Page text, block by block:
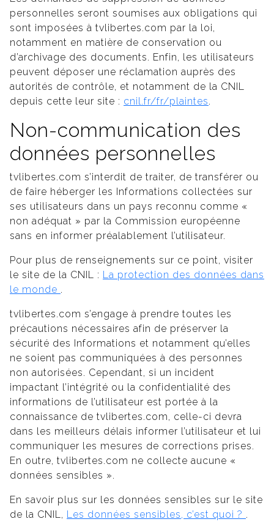
personnelles seront soumises aux obligations qui
sont imposées à tvlibertes.com par la loi,
notamment en matière de conservation ou
d’archivage des documents. Enfin, les utilisateurs
peuvent déposer une réclamation auprès des
autorités de contrôle, et notamment de la CNIL
depuis cette leur site : cnil.fr/fr/plaintes.
Non-communication des
données personnelles
tvlibertes.com s’interdit de traiter, de transférer ou
de faire héberger les Informations collectées sur
ses utilisateurs dans un pays reconnu comme «
non adéquat » par la Commission européenne
sans en informer préalablement l’utilisateur.
Pour plus de renseignements sur ce point, visiter
le site de la CNIL : La protection des données dans
le monde .
tvlibertes.com s’engage à prendre toutes les
précautions nécessaires afin de préserver la
sécurité des Informations et notamment qu’elles
ne soient pas communiquées à des personnes
non autorisées. Cependant, si un incident
impactant l’intégrité ou la confidentialité des
informations de l’utilisateur est portée à la
connaissance de tvlibertes.com, celle-ci devra
dans les meilleurs délais informer l’utilisateur et lui
communiquer les mesures de corrections prises.
En outre, tvlibertes.com ne collecte aucune «
données sensibles ».
En savoir plus sur les données sensibles sur le site
de la CNIL, Les données sensibles, c’est quoi ? .